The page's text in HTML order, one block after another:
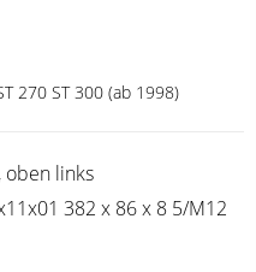
270 ST 300 (ab 1998)
oben links
382 x 86 x 8 5/M12